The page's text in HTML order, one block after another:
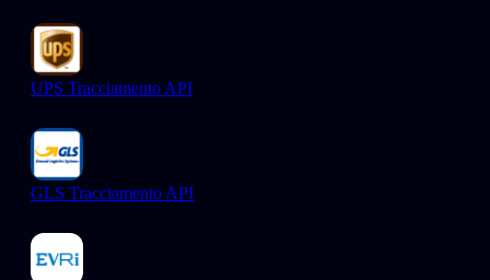
UPS Tracciamento API
GLS Tracciamento API